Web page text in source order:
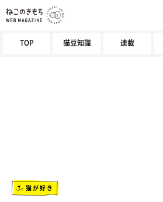
TOP 猫豆知識 連載
猫が好き